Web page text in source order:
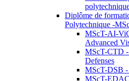
Diplôme de
Polytechnique -
MScT-AI-
Advanced
MScT-CTD -
Defenses
MScT-DSB -
MScT-